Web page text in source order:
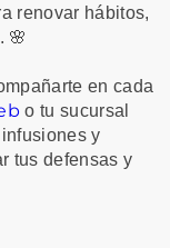
renovar hábitos,
🌸
en cada
o tu sucursal
y
tus defensas y